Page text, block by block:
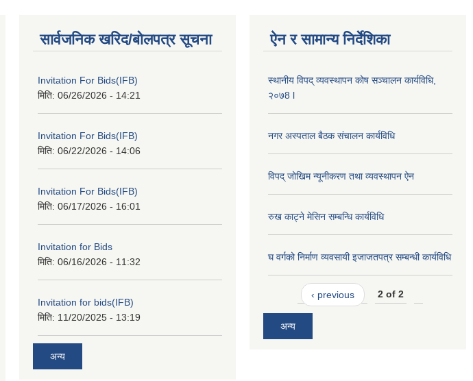
सार्वजनिक खरिद/बोलपत्र सूचना
Invitation For Bids(IFB)
मिति: 06/26/2026 - 14:21
Invitation For Bids(IFB)
मिति: 06/22/2026 - 14:06
Invitation For Bids(IFB)
मिति: 06/17/2026 - 16:01
Invitation for Bids
मिति: 06/16/2026 - 11:32
Invitation for bids(IFB)
मिति: 11/20/2025 - 13:19
अन्य
ऐन र सामान्य निर्देशिका
स्थानीय विपद् व्यवस्थापन कोष सञ्चालन कार्यविधि,
२०७8 l
नगर अस्पताल बैठक संचालन कार्यविधि
विपद् जोखिम न्यूनीकरण तथा व्यवस्थापन ऐन
रुख काट्ने मेसिन सम्बन्धि कार्यविधि
घ वर्गको निर्माण व्यवसायी इजाजतपत्र सम्बन्धी कार्यविधि
‹ previous 2 of 2
अन्य